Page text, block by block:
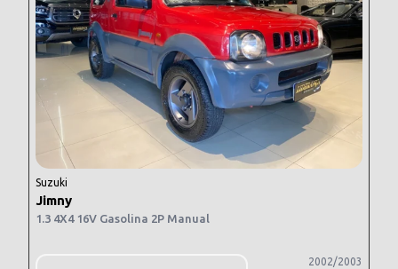
Suzuki
Jimny
1.3 4X4 16V Gasolina 2P Manual
2002/2003